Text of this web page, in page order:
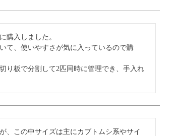
購入しました。
て、使いやすさが気に入っているので購
り板で分割して2匹同時に管理でき、手入れ
、この中サイズは主にカブトムシ系やサイ